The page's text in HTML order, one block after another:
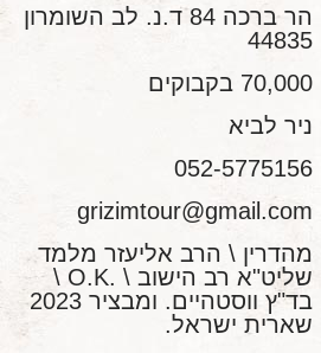
הר ברכה 84 ד.נ. לב השומרון
44835
70,000 בקבוקים
ניר לביא
052-5775156
grizimtour@gmail.com
מהדרין \ הרב אליעזר מלמד
שליט"א רב הישוב \ .O.K \
בד"ץ ווסטהיים. ומבציר 2023
שארית ישראל.